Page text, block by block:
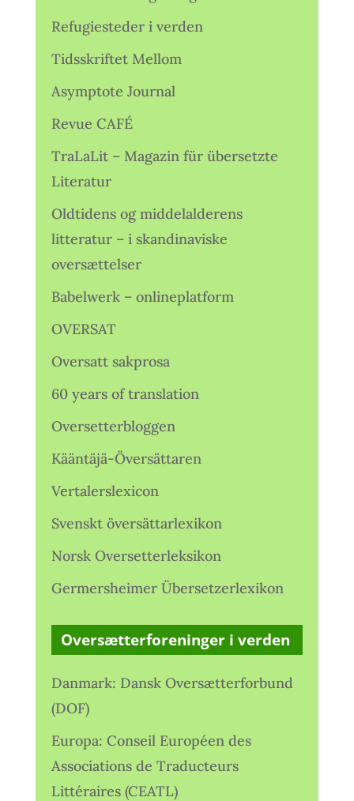
Refugiesteder i verden
Tidsskriftet Mellom
Asymptote Journal
Revue CAFÉ
TraLaLit – Magazin für übersetzte
Literatur
Oldtidens og middelalderens
litteratur – i skandinaviske
oversættelser
Babelwerk – onlineplatform
OVERSAT
Oversatt sakprosa
60 years of translation
Oversetterbloggen
Kääntäjä-Översättaren
Vertalerslexicon
Svenskt översättarlexikon
Norsk Oversetterleksikon
Germersheimer Übersetzerlexikon
Oversætterforeninger i verden
Danmark: Dansk Oversætterforbund
(DOF)
Europa: Conseil Européen des
Associations de Traducteurs
Littéraires (CEATL)